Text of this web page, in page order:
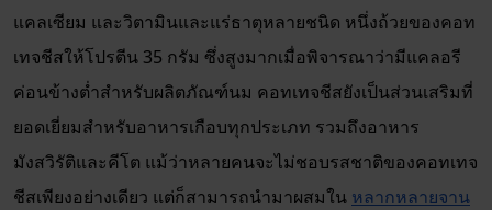
แคลเซียม และวิตามินและแร่ธาตุหลายชนิด หนึ่งถ้วยของคอท
เทจชีสให้โปรตีน 35 กรัม ซึ่งสูงมากเมื่อพิจารณาว่ามีแคลอรี
ค่อนข้างต่ำสำหรับผลิตภัณฑ์นม คอทเทจชีสยังเป็นส่วนเสริมที่
ยอดเยี่ยมสำหรับอาหารเกือบทุกประเภท รวมถึงอาหาร
มังสวิรัติและคีโต แม้ว่าหลายคนจะไม่ชอบรสชาติของคอทเทจ
ชีสเพียงอย่างเดียว แต่ก็สามารถนำมาผสมใน หลากหลายจาน